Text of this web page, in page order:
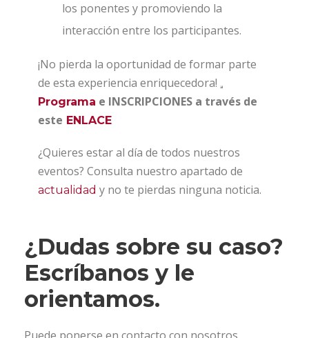
los ponentes y promoviendo la
interacción entre los participantes.
¡No pierda la oportunidad de formar parte
de esta experiencia enriquecedora!
Programa e INSCRIPCIONES a través de
este ENLACE
¿Quieres estar al día de todos nuestros
eventos? Consulta nuestro apartado de
actualidad y no te pierdas ninguna noticia.
¿Dudas sobre su caso?
Escríbanos y le
orientamos.